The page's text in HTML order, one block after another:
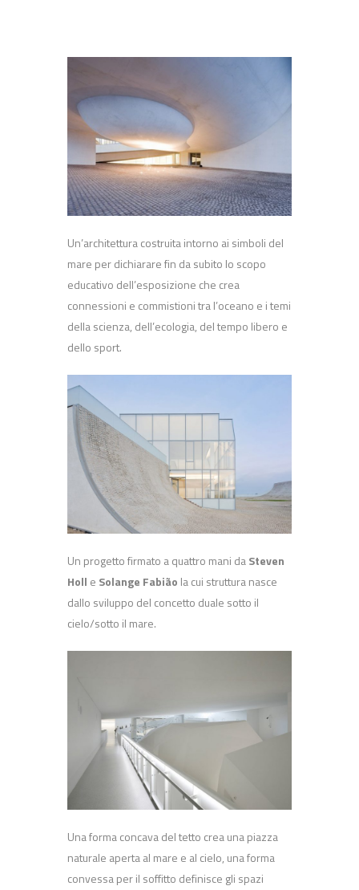
Un’architettura costruita intorno ai simboli del
mare per dichiarare fin da subito lo scopo
educativo dell’esposizione che crea
connessioni e commistioni tra l’oceano e i temi
della scienza, dell’ecologia, del tempo libero e
dello sport.
Un progetto firmato a quattro mani daSteven
Holl e Solange Fabião la cui struttura nasce
dallo sviluppo del concetto duale sotto il
cielo/sotto il mare.
Una forma concava del tetto crea una piazza
naturale aperta al mare e al cielo, una forma
convessa per il soffitto definisce gli spazi